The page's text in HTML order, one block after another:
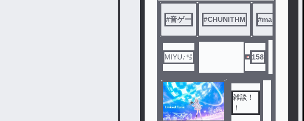
#音ゲー #CHUNITHM #maimai
MIYU♪🫧 158
雑談！
！